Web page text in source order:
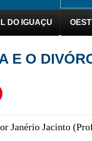
DO IGUAÇU
E O
Janério Jacinto